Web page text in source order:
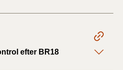
efter BR18